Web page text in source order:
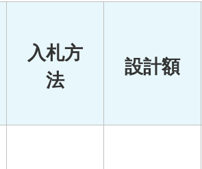
入札方
法
設計額